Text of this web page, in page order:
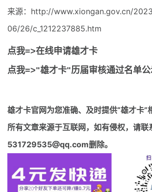
来源：http://www.xiongan.gov.cn/
06/26/c_1212237885.htm
点我=>在线申请雄才卡
点我=>"雄才卡"历届审核通过名单
雄才卡官网为您准确、及时提供“雄才卡”
所有文章来源于互联网，如有侵权，请联
531729535@qq.com删除。